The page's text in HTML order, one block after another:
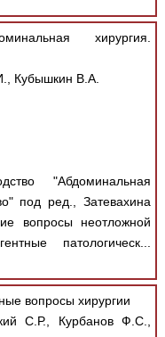
хирургия.
Кубышкин В.А.
"Абдоминальная
под ред., Затевахина
вопросы неотложной
патологическ...
вопросы хирургии
С.Р., Курбанов Ф.С.,